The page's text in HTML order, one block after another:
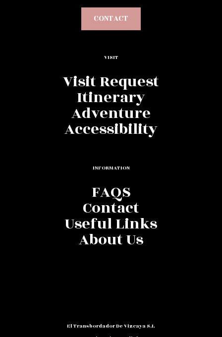
CONTACT
VISIT
Visit Request
Itinerary
Adventure
Accessibility
INFORMATION
FAQS
Contact
Useful Links
About Us
El Transbordador De Vizcaya S.L